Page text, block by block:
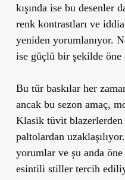
kışında ise bu desenler
renk kontrastları ve
yeniden yorumlanıyor.
ise güçlü bir şekilde öne
Bu tür baskılar her
ancak bu sezon amaç,
Klasik tüvit blazerlerden
paltolardan
yorumlar ve şu anda öne
esintili stiller tercih